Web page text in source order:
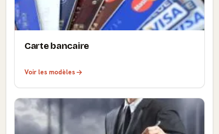
Carte bancaire
Voir les modèles